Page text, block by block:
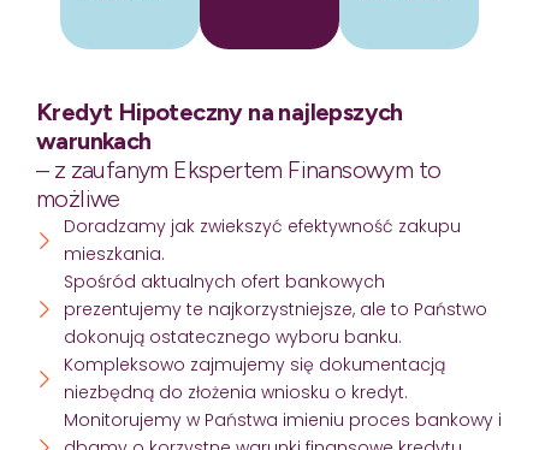
Kredyt Hipoteczny na najlepszych
warunkach
– z zaufanym Ekspertem Finansowym to
możliwe
Doradzamy jak zwiekszyć efektywność zakupu
mieszkania.
Spośród aktualnych ofert bankowych
prezentujemy te najkorzystniejsze, ale to Państwo
dokonują ostatecznego wyboru banku.
Kompleksowo zajmujemy się dokumentacją
niezbędną do złożenia wniosku o kredyt.
Monitorujemy w Państwa imieniu proces bankowy i